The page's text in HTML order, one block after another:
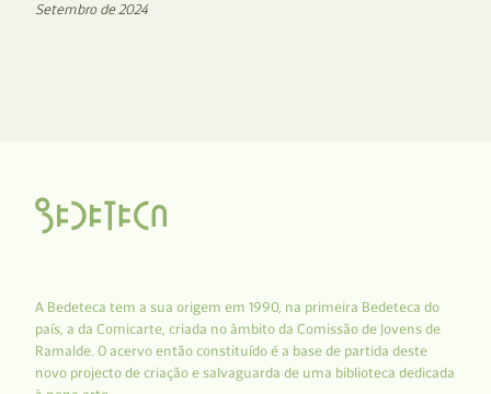
Setembro de 2024
A Bedeteca tem a sua origem em 1990, na primeira Bedeteca do
país, a da Comicarte, criada no âmbito da Comissão de Jovens de
Ramalde. O acervo então constituído é a base de partida deste
novo projecto de criação e salvaguarda de uma biblioteca dedicada